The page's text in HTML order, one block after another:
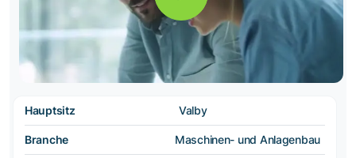
Hauptsitz Valby
Branche Maschinen- und Anlagenbau